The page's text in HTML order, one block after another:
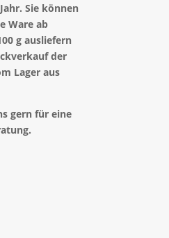
Sie können
Ware ab
g ausliefern
der
Lager aus
gern für eine